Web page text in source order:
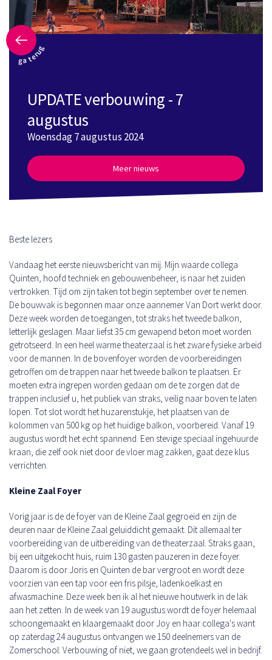
ga terug
UPDATE verbouwing - 7
augustus
Woensdag 7 augustus 2024
Meer nieuws
Beste lezers
Vandaag het eerste nieuwsbericht van mij. Mijn waarde collega
Quinten, hoofd techniek en gebouwenbeheer, is naar het zuiden
vertrokken. Tijd om zijn taken tot begin september over te nemen.
De bouwvak is begonnen maar onze aannemer Van Dort werkt door.
Deze week worden de toegangen, tot straks het tweede balkon,
letterlijk geslagen. Maar liefst 35 cm gewapend beton moet worden
getrotseerd. In een heel warme theaterzaal is het zware fysieke arbeid
voor de mannen. In de bovenfoyer worden de voorbereidingen
getroffen om de trappen naar het tweede balkon te plaatsen. Er
moeten extra ingrepen worden gedaan om de te zorgen dat de
trappen inclusief u, het publiek van straks, veilig naar boven te laten
lopen. Tot slot wordt het huzarenstukje, het plaatsen van de
kolommen van 500 kg op het huidige balkon, voorbereid. Vanaf 19
augustus wordt het echt spannend. Een stevige speciaal ingehuurde
kraan, die zelf ook niet door de vloer mag zakken, gaat deze klus
verrichten.
Kleine Zaal Foyer
Vorig jaar is de de foyer van de Kleine Zaal gegroeid en zijn de
deuren naar de Kleine Zaal geluiddicht gemaakt. Dit allemaal ter
voorbereiding van de uitbereiding van de theaterzaal. Straks gaan,
bij een uitgekocht huis, ruim 130 gasten pauzeren in deze foyer.
Daarom is door Joris en Quinten de bar vergroot en wordt deze
voorzien van een tap voor een fris pilsje, ladenkoelkast en
afwasmachine. Deze week ben ik al het nieuwe houtwerk in de lak
aan het zetten. In de week van 19 augustus wordt de foyer helemaal
schoongemaakt en klaargemaakt door Joy en haar collega's want
op zaterdag 24 augustus ontvangen we 150 deelnemers van de
Zomerschool. Verbouwing of niet, we gaan grotendeels wel in bedrijf.